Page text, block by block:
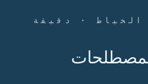
الخياط · دقيقة